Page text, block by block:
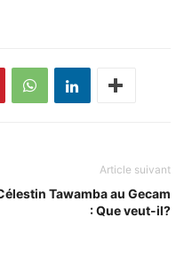
Article suivant
Tawamba au Gecam
: Que veut-il?